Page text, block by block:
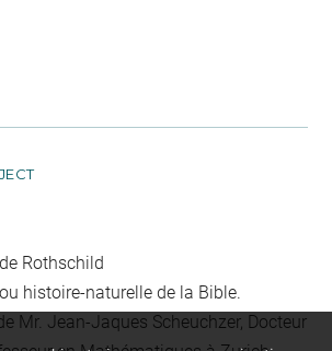
Rothschild
histoire-naturelle de la Bible.
Mr. Jean-Jaques Scheuchzer, Docteur